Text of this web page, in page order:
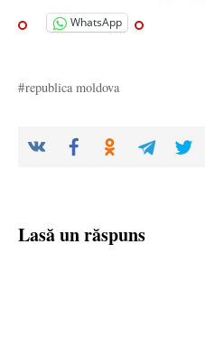
WhatsApp
republica moldova
Lasă un răspuns